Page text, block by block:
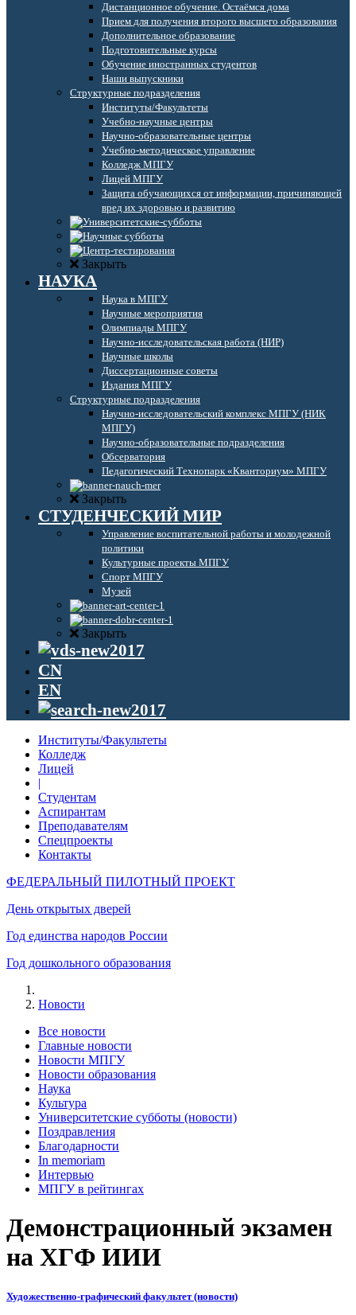
Дистанционное обучение. Остаёмся дома
Прием для получения второго высшего образования
Дополнительное образование
Подготовительные курсы
Обучение иностранных студентов
Наши выпускники
Структурные подразделения
Институты/Факультеты
Учебно-научные центры
Научно-образовательные центры
Учебно-методическое управление
Колледж МПГУ
Лицей МПГУ
Защита обучающихся от информации, причиняющей
вред их здоровью и развитию
Закрыть
НАУКА
Наука в МПГУ
Научные мероприятия
Олимпиады МПГУ
Научно-исследовательская работа (НИР)
Научные школы
Диссертационные советы
Издания МПГУ
Структурные подразделения
Научно-исследовательский комплекс МПГУ (НИК
МПГУ)
Научно-образовательные подразделения
Обсерватория
Педагогический Технопарк «Кванториум» МПГУ
Закрыть
СТУДЕНЧЕСКИЙ МИР
Управление воспитательной работы и молодежной
политики
Культурные проекты МПГУ
Спорт МПГУ
Музей
Закрыть
CN
EN
Институты/Факультеты
Колледж
Лицей
|
Студентам
Аспирантам
Преподавателям
Спецпроекты
Контакты
ФЕДЕРАЛЬНЫЙ ПИЛОТНЫЙ ПРОЕКТ
День открытых дверей
Год единства народов России
Год дошкольного образования
Новости
Все новости
Главные новости
Новости МПГУ
Новости образования
Наука
Культура
Университетские субботы (новости)
Поздравления
Благодарности
In memoriam
Интервью
МПГУ в рейтингах
Демонстрационный экзамен
на ХГФ ИИИ
Художественно-графический факультет (новости)